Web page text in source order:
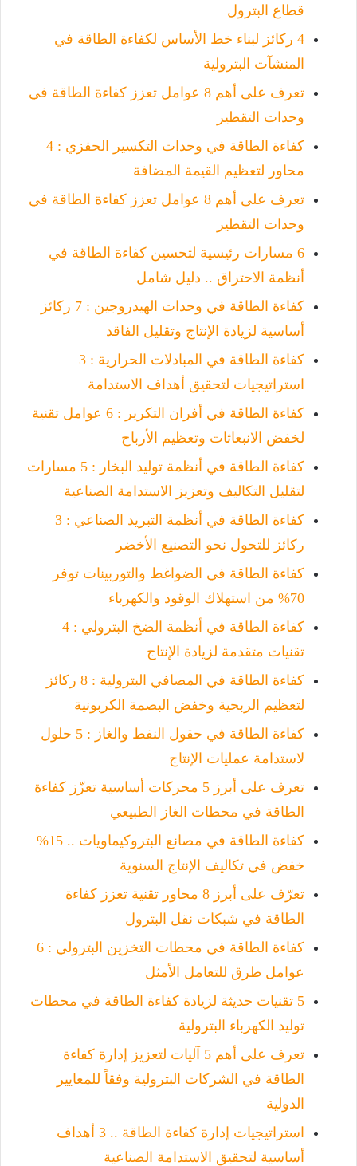
قطاع البترول
4 ركائز لبناء خط الأساس لكفاءة الطاقة في
المنشآت البترولية
تعرف على أهم 8 عوامل تعزز كفاءة الطاقة في
وحدات التقطير
كفاءة الطاقة في وحدات التكسير الحفزي : 4
محاور لتعظيم القيمة المضافة
تعرف على أهم 8 عوامل تعزز كفاءة الطاقة في
وحدات التقطير
6 مسارات رئيسية لتحسين كفاءة الطاقة في
أنظمة الاحتراق .. دليل شامل
كفاءة الطاقة في وحدات الهيدروجين : 7 ركائز
أساسية لزيادة الإنتاج وتقليل الفاقد
كفاءة الطاقة في المبادلات الحرارية : 3
استراتيجيات لتحقيق أهداف الاستدامة
كفاءة الطاقة في أفران التكرير : 6 عوامل تقنية
لخفض الانبعاثات وتعظيم الأرباح
كفاءة الطاقة في أنظمة توليد البخار : 5 مسارات
لتقليل التكاليف وتعزيز الاستدامة الصناعية
كفاءة الطاقة في أنظمة التبريد الصناعي : 3
ركائز للتحول نحو التصنيع الأخضر
كفاءة الطاقة في الضواغط والتوربينات توفر
70% من استهلاك الوقود والكهرباء
كفاءة الطاقة في أنظمة الضخ البترولي : 4
تقنيات متقدمة لزيادة الإنتاج
كفاءة الطاقة في المصافي البترولية : 8 ركائز
لتعظيم الربحية وخفض البصمة الكربونية
كفاءة الطاقة في حقول النفط والغاز : 5 حلول
لاستدامة عمليات الإنتاج
تعرف على أبرز 5 محركات أساسية تعزّز كفاءة
الطاقة في محطات الغاز الطبيعي
كفاءة الطاقة في مصانع البتروكيماويات .. 15%
خفض في تكاليف الإنتاج السنوية
تعرّف على أبرز 8 محاور تقنية تعزز كفاءة
الطاقة في شبكات نقل البترول
كفاءة الطاقة في محطات التخزين البترولي : 6
عوامل طرق للتعامل الأمثل
5 تقنيات حديثة لزيادة كفاءة الطاقة في محطات
توليد الكهرباء البترولية
تعرف على أهم 5 آليات لتعزيز إدارة كفاءة
الطاقة في الشركات البترولية وفقاً للمعايير
الدولية
استراتيجيات إدارة كفاءة الطاقة .. 3 أهداف
أساسية لتحقيق الاستدامة الصناعية